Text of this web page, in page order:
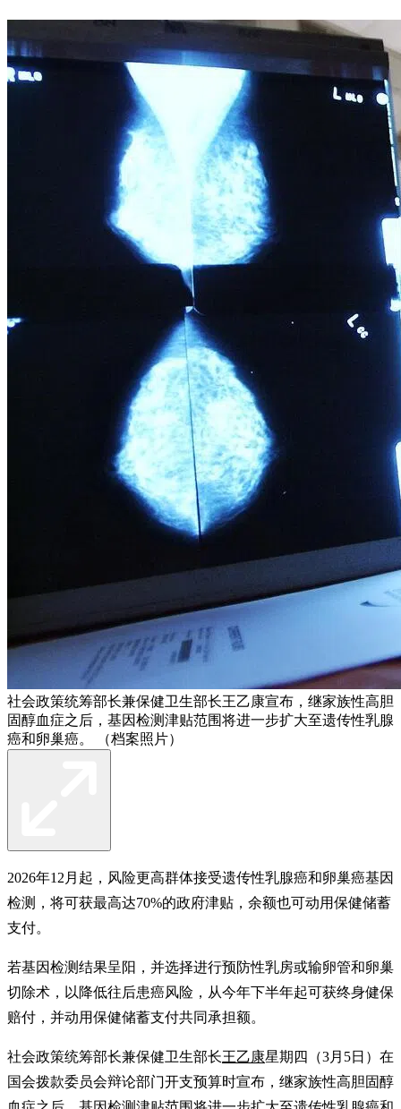
社会政策统筹部长兼保健卫生部长王乙康宣布，继家族性高胆
固醇血症之后，基因检测津贴范围将进一步扩大至遗传性乳腺
癌和卵巢癌。 （档案照片）
2026年12月起，风险更高群体接受遗传性乳腺癌和卵巢癌基因
检测，将可获最高达70%的政府津贴，余额也可动用保健储蓄
支付。
若基因检测结果呈阳，并选择进行预防性乳房或输卵管和卵巢
切除术，以降低往后患癌风险，从今年下半年起可获终身健保
赔付，并动用保健储蓄支付共同承担额。
社会政策统筹部长兼保健卫生部长王乙康星期四（3月5日）在
国会拨款委员会辩论部门开支预算时宣布，继家族性高胆固醇